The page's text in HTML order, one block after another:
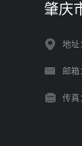
肇庆
地址
邮
传真